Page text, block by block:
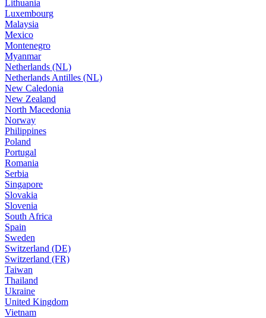
Lithuania
Luxembourg
Malaysia
Mexico
Montenegro
Myanmar
Netherlands (NL)
Netherlands Antilles (NL)
New Caledonia
New Zealand
North Macedonia
Norway
Philippines
Poland
Portugal
Romania
Serbia
Singapore
Slovakia
Slovenia
South Africa
Spain
Sweden
Switzerland (DE)
Switzerland (FR)
Taiwan
Thailand
Ukraine
United Kingdom
Vietnam